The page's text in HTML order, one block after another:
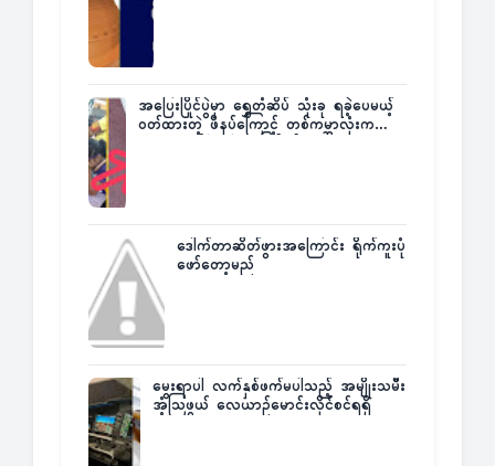
အပြေးပြိုင်ပွဲမှာ ရွှေတံဆိပ် သုံးခု ရခဲ့ပေမယ့်
ဝတ်ထားတဲ့ ဖိနပ်ကြောင့် တစ်ကမ္ဘာလုံးက
ဒေါက်တာဆိတ်ဖွားအကြောင်း ရိုက်ကူးပုံ
ဖော်တော့မည်
မွေးရာပါ လက်နှစ်ဖက်မပါသည့် အမျိုးသမီး
အံ့သြဖွယ် လေယာဉ်မောင်းလိုင်စင်ရရှိ